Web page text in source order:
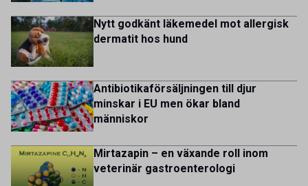
Nytt godkänt läkemedel mot allergisk
dermatit hos hund
Antibiotikaförsäljningen till djur
minskar i EU men ökar bland
människor
Mirtazapin – en växande roll inom
veterinär gastroenterologi